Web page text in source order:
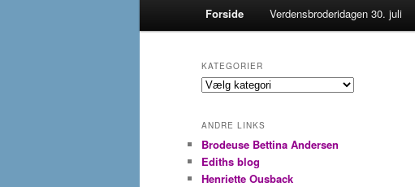
Forside Verdensbroderidagen 30. juli
KATEGORIER
Kategorier
ANDRE LINKS
Brodeuse Bettina Andersen
Ediths blog
Henriette Ousback